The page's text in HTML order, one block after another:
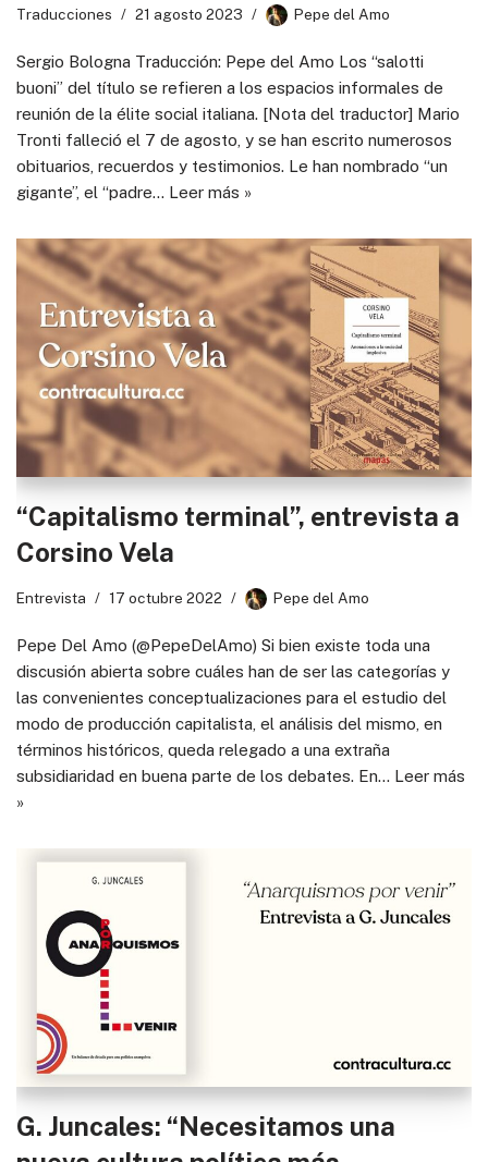
Traducciones 21 agosto 2023 Pepe del Amo
Sergio Bologna Traducción: Pepe del Amo Los “salotti
buoni” del título se refieren a los espacios informales de
reunión de la élite social italiana. [Nota del traductor] Mario
Tronti falleció el 7 de agosto, y se han escrito numerosos
obituarios, recuerdos y testimonios. Le han nombrado “un
gigante”, el “padre… Leer más »
“Capitalismo terminal”, entrevista a
Corsino Vela
Entrevista 17 octubre 2022 Pepe del Amo
Pepe Del Amo (@PepeDelAmo) Si bien existe toda una
discusión abierta sobre cuáles han de ser las categorías y
las convenientes conceptualizaciones para el estudio del
modo de producción capitalista, el análisis del mismo, en
términos históricos, queda relegado a una extraña
subsidiaridad en buena parte de los debates. En… Leer más
»
G. Juncales: “Necesitamos una